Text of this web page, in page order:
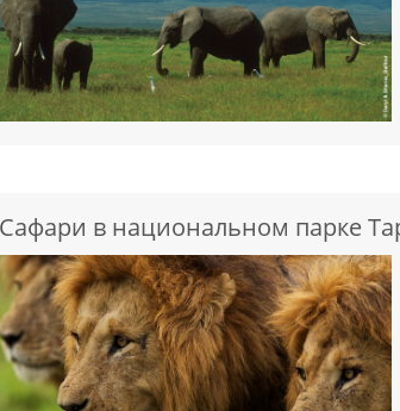
Сафари в национальном парке